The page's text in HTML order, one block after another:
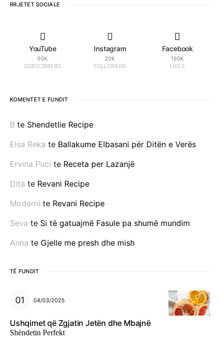
RRJETET SOCIALE
YouTube
50K
SUBSCRIBERS
Instagram
20K
FOLLOWERS
Facebook
150K
LIKES
KOMENTET E FUNDIT
B te Shendetlie Recipe
Elsa Reka te Ballakume Elbasani për Ditën e Verës
Ervina Puci te Receta per Lazanjë
Dita te Revani Recipe
Moderni te Revani Recipe
Seva te Si të gatuajmë Fasule pa shumë mundim
Anna te Gjelle me presh dhe mish
TË FUNDIT
04/03/2025
Ushqimet që Zgjatin Jetën dhe Mbajnë
Shëndetin Perfekt